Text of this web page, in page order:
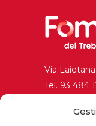
Via
Tel. 93 484